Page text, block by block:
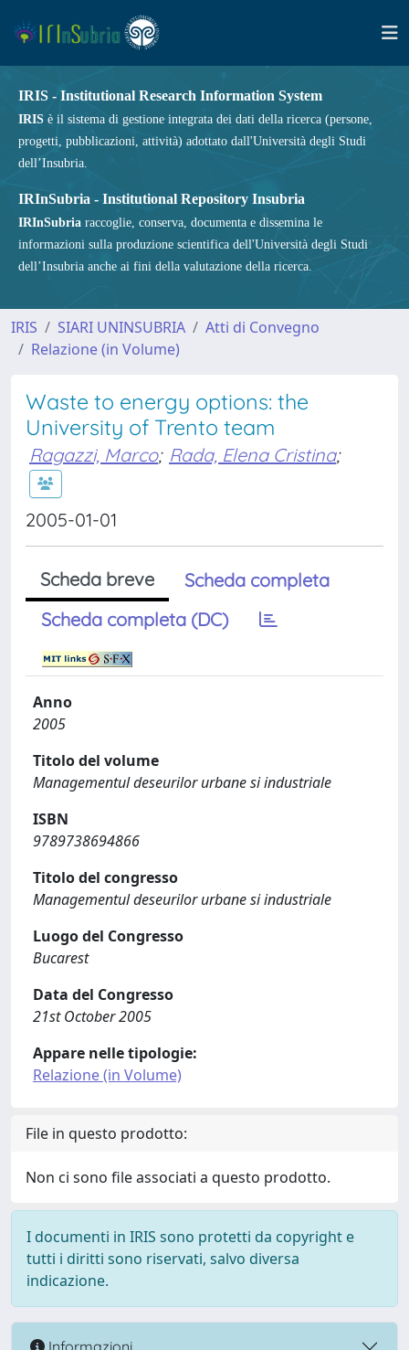
IRIS - Institutional Research Information System
IRIS è il sistema di gestione integrata dei dati della ricerca (persone,
progetti, pubblicazioni, attività) adottato dall'Università degli Studi
dell’Insubria.
IRInSubria - Institutional Repository Insubria
IRInSubria raccoglie, conserva, documenta e dissemina le
informazioni sulla produzione scientifica dell'Università degli Studi
dell’Insubria anche ai fini della valutazione della ricerca.
IRIS SIARI UNINSUBRIA
Atti di Convegno
Relazione (in Volume)
Waste to energy options: the
University of Trento team
Ragazzi, Marco; Rada, Elena Cristina;
2005-01-01
Scheda breve
Scheda completa
Scheda completa (DC)
Anno
2005
Titolo del volume
Managementul deseurilor urbane si industriale
ISBN
9789738694866
Titolo del congresso
Managementul deseurilor urbane si industriale
Luogo del Congresso
Bucarest
Data del Congresso
21st October 2005
Appare nelle tipologie:
Relazione (in Volume)
File in questo prodotto:
Non ci sono file associati a questo prodotto.
I documenti in IRIS sono protetti da copyright e
tutti i diritti sono riservati, salvo diversa
indicazione.
Informazioni